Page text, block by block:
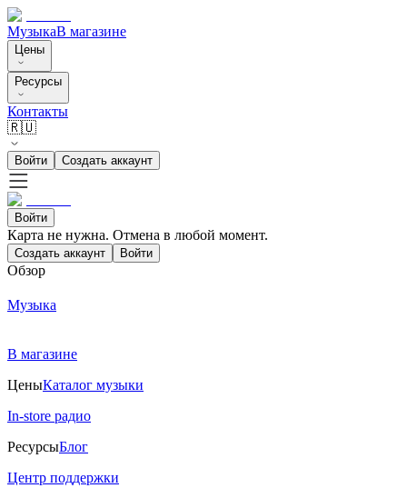
МузыкаВ магазине
Цены
Ресурсы
Контакты
🇷🇺
Войти Создать аккаунт
Войти
Карта не нужна. Отмена в любой момент.
Создать аккаунт Войти
Обзор
Музыка
В магазине
ЦеныКаталог музыки
In-store радио
РесурсыБлог
Центр поддержки